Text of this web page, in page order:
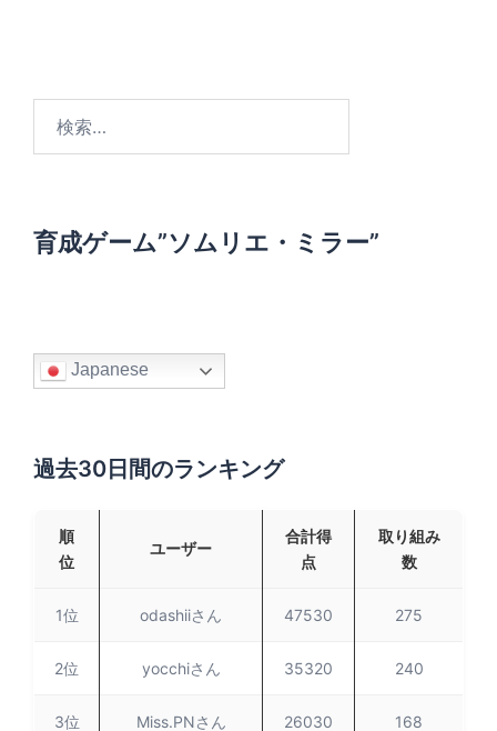
育成ゲーム”ソムリエ・ミラー”
Japanese
過去30日間のランキング
順
位
ユーザー
合計得
点
取り組み
数
1位 odashiiさん 47530 275
2位 yocchiさん 35320 240
3位 Miss.PNさん 26030 168